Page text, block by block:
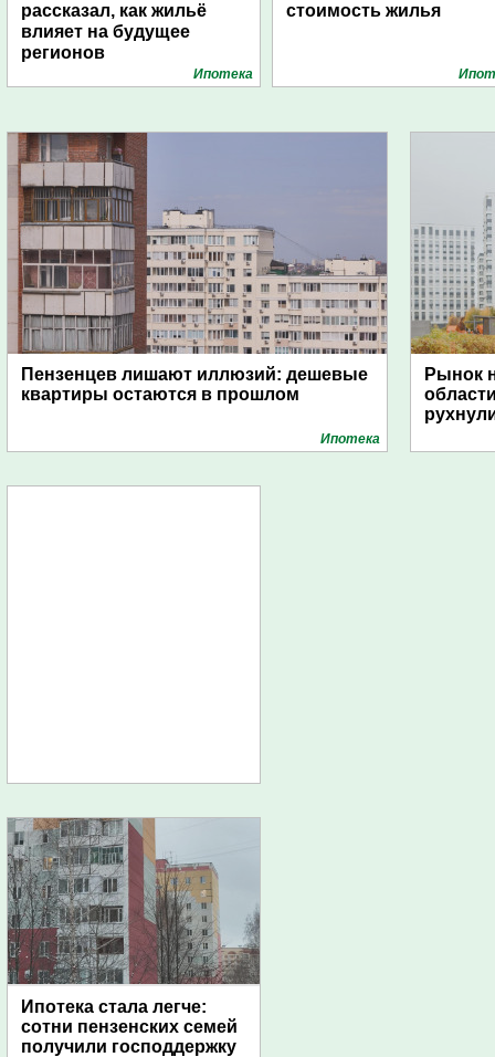
рассказал, как жильё
влияет на будущее
регионов
Ипотека
стоимость жилья
Пензенцев лишают иллюзий: дешевые
квартиры остаются в прошлом
Ипотека
Рынок
Ипотека стала легче:
сотни пензенских семей
получили господдержку